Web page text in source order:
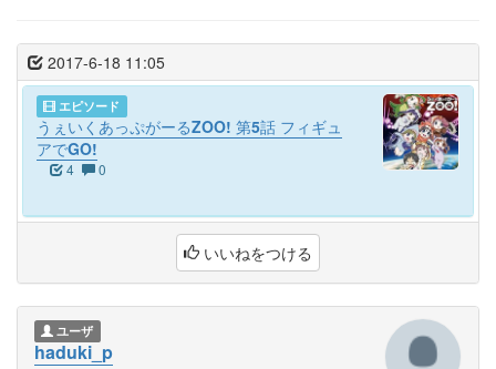
2017-6-18 11:05
エピソード
うぇいくあっぷがーるZOO! 第5話 フィギュ
アでGO!
4 0
いいねをつける
ユーザ
haduki_p